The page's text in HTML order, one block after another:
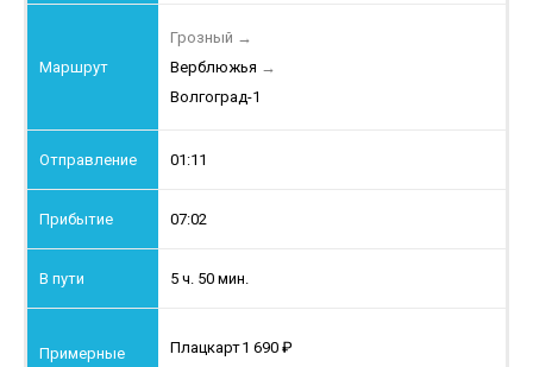
Грозный →
Верблюжья →
Волгоград-1
01:11
07:02
5 ч. 50 мин.
Плацкарт1 690